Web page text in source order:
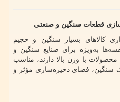
قطعات سنگین و صنعتی
کالاهای بسیار سنگین و حجیم
به‌ویژه برای صنایع سنگین و
محصولات با وزن بالا دارند، مناسب
سنگین، فضای ذخیره‌سازی مؤثر و